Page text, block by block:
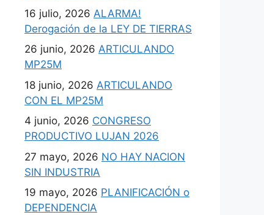
16 julio, 2026 ALARMA!
Derogación de la LEY DE TIERRAS
26 junio, 2026 ARTICULANDO
MP25M
18 junio, 2026 ARTICULANDO
CON EL MP25M
4 junio, 2026 CONGRESO
PRODUCTIVO LUJAN 2026
27 mayo, 2026 NO HAY NACION
SIN INDUSTRIA
19 mayo, 2026 PLANIFICACIÓN o
DEPENDENCIA